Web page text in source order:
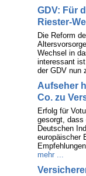
GDV: Für
Riester-
Die Reform
Wechsel in
interessant
der GDV nun
Aufseher
Co. zu
Erfolg für
gesorgt, dass
Deutschen
europäischer
mehr ...